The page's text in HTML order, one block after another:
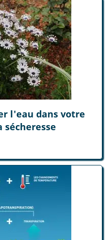
l'eau dans votre
sécheresse